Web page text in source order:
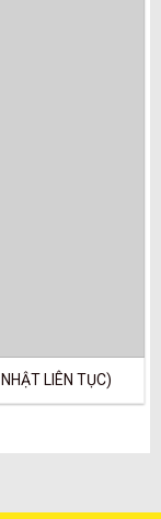
LIÊN TỤC)